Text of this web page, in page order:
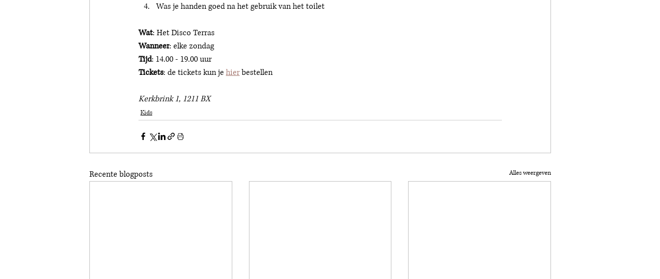
Was je handen goed na het gebruik van het toilet
Wat: Het Disco Terras
Wanneer: elke zondag
Tijd: 14.00 - 19.00 uur
Tickets: de tickets kun je hier bestellen
Kerkbrink 1, 1211 BX
Kids
Recente blogposts Alles weergeven